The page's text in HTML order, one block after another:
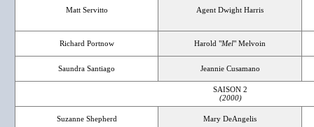
Matt Servitto Agent Dwight Harris
Richard Portnow Harold "Mel" Melvoin
Saundra Santiago Jeannie Cusamano
SAISON 2
(2000)
Suzanne Shepherd Mary DeAngelis